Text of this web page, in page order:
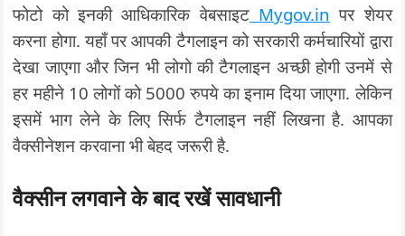
फोटो को इनकी आधिकारिक वेबसाइटMygov.in पर शेयर
करना होगा. यहाँ पर आपकी टैगलाइन को सरकारी कर्मचारियों द्वारा
देखा जाएगा और जिन भी लोगो की टैगलाइन अच्छी होगी उनमें से
हर महीने 10 लोगों को 5000 रुपये का इनाम दिया जाएगा. लेकिन
इसमें भाग लेने के लिए सिर्फ टैगलाइन नहीं लिखना है. आपका
वैक्सीनेशन करवाना भी बेहद जरूरी है.
वैक्सीन लगवाने के बाद रखें सावधानी